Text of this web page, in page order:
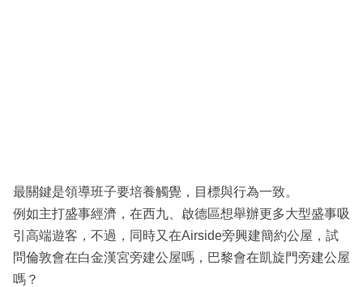
最關鍵是領導班子要培養觸覺，目標與行為一致。
例如主打盛事經濟，在西九、啟德區想舉辦更多大型盛事吸
引高端遊客，不過，同時又在Airside旁興建簡約公屋，試
問倫敦會在白金漢宮旁建公屋嗎，巴黎會在凱旋門旁建公屋
嗎？